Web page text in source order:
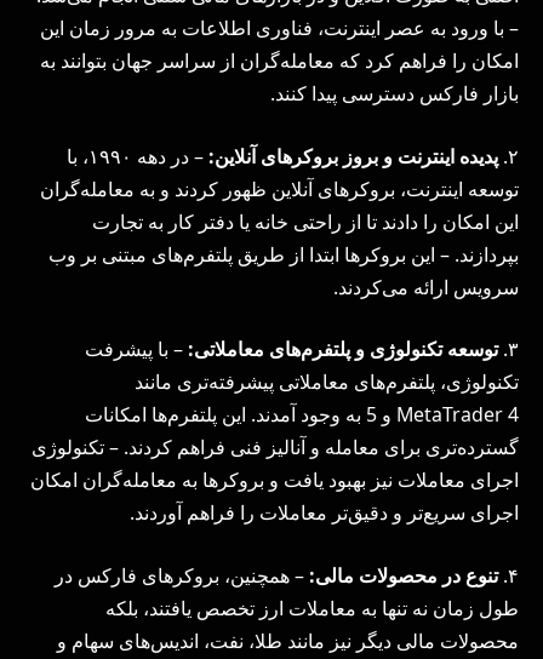
– با ورود به عصر اینترنت، فناوری اطلاعات به مرور زمان این
امکان را فراهم کرد که معامله‌گران از سراسر جهان بتوانند به
بازار فارکس دسترسی پیدا کنند.
۲. پدیده اینترنت و بروز بروکرهای آنلاین:
– در دهه ۱۹۹۰، با
توسعه اینترنت، بروکرهای آنلاین ظهور کردند و به معامله‌گران
این امکان را دادند تا از راحتی خانه یا دفتر کار به تجارت
بپردازند. – این بروکرها ابتدا از طریق پلتفرم‌های مبتنی بر وب
سرویس ارائه می‌کردند.
۳. توسعه تکنولوژی و پلتفرم‌های معاملاتی: – با پیشرفت
تکنولوژی، پلتفرم‌های معاملاتی پیشرفته‌تری مانند
MetaTrader 4 و 5 به وجود آمدند. این پلتفرم‌ها امکانات
گسترده‌تری برای معامله و آنالیز فنی فراهم کردند. – تکنولوژی
اجرای معاملات نیز بهبود یافت و بروکرها به معامله‌گران امکان
اجرای سریع‌تر و دقیق‌تر معاملات را فراهم آوردند.
۴. تنوع در محصولات مالی: – همچنین، بروکرهای فارکس در
طول زمان نه تنها به معاملات ارز تخصص یافتند، بلکه
محصولات مالی دیگر نیز مانند طلا، نفت، اندیس‌های سهام و